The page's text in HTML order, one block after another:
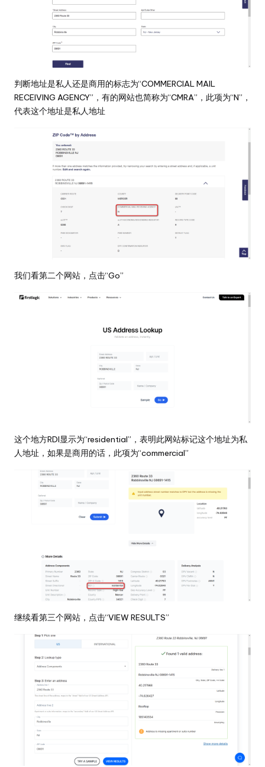
判断地址是私人还是商用的标志为“COMMERCIAL MAIL
RECEIVING AGENCY”，有的网站也简称为“CMRA”，此项为“N”，
代表这个地址是私人地址
我们看第二个网站，点击“Go”
这个地方RDI显示为“residential”，表明此网站标记这个地址为私
人地址，如果是商用的话，此项为“commercial”
继续看第三个网站，点击“VIEW RESULTS”